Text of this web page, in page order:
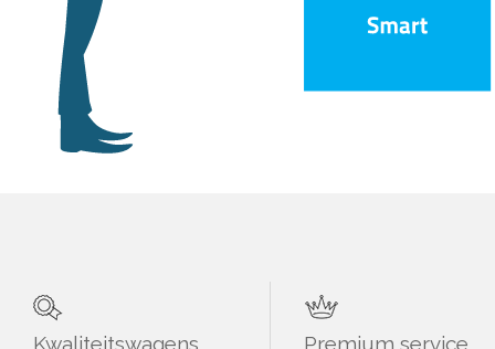
Kwaliteitswagens Premium service